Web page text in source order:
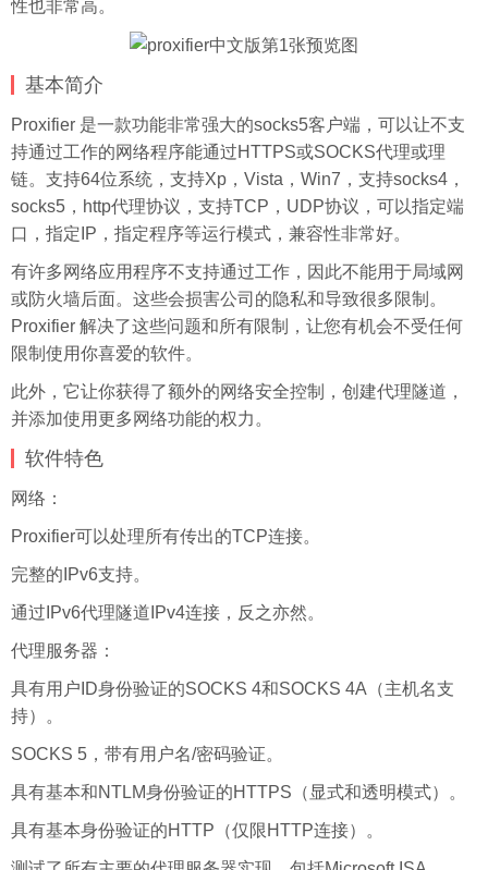
性也非常高。
基本简介
Proxifier 是一款功能非常强大的socks5客户端，可以让不支
持通过工作的网络程序能通过HTTPS或SOCKS代理或理
链。支持64位系统，支持Xp，Vista，Win7，支持socks4，
socks5，http代理协议，支持TCP，UDP协议，可以指定端
口，指定IP，指定程序等运行模式，兼容性非常好。
有许多网络应用程序不支持通过工作，因此不能用于局域网
或防火墙后面。这些会损害公司的隐私和导致很多限制。
Proxifier 解决了这些问题和所有限制，让您有机会不受任何
限制使用你喜爱的软件。
此外，它让你获得了额外的网络安全控制，创建代理隧道，
并添加使用更多网络功能的权力。
软件特色
网络：
Proxifier可以处理所有传出的TCP连接。
完整的IPv6支持。
通过IPv6代理隧道IPv4连接，反之亦然。
代理服务器：
具有用户ID身份验证的SOCKS 4和SOCKS 4A（主机名支
持）。
SOCKS 5，带有用户名/密码验证。
具有基本和NTLM身份验证的HTTPS（显式和透明模式）。
具有基本身份验证的HTTP（仅限HTTP连接）。